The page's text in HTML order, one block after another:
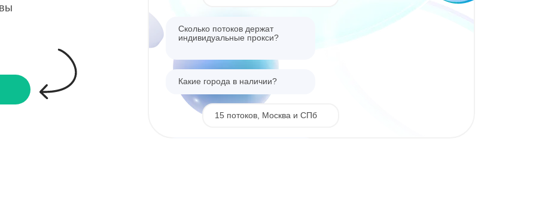
Сколько потоков держат
индивидуальные прокси?
Какие города в наличии?
15 потоков, Москва и СПб